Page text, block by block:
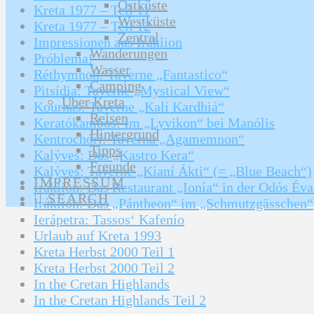
Ostküste
Westküste
Zentral
Wanderungen
Wasser
Camping
Über Kreta
Reisen
Hintergrund
Tipps
Freunde
IMPRESSUM
SEARCH
Kreta 1977 – Teil 11
Kreta 1977 – Teil 12
Impressionen aus Iráklion
Próblema!
Réthymnon: Taverne „Fantastico“
Pitsídia: Taverne „Mystical View“
Kournás: Taverne „Kalí Kardhiá“
Keratókambos: Im „Lyvikon“ bei Manólis
Kentrochóri: Taverna „Agamemnon“
Kalýves: Das „Kastro Kera“
Kalýves: Taverne „Kianí Ákti“ (= „Blue Beach“)
Iráklion: Das Restaurant „Ionía“ in der Odós
Iráklion: Das „Pántheon“ im „Schmutzgässchen“
Ierápetra: Tassos‘ Kafenío
Urlaub auf Kreta 1993
Kreta Herbst 2000 Teil 1
Kreta Herbst 2000 Teil 2
In the Cretan Highlands
In the Cretan Highlands Teil 2